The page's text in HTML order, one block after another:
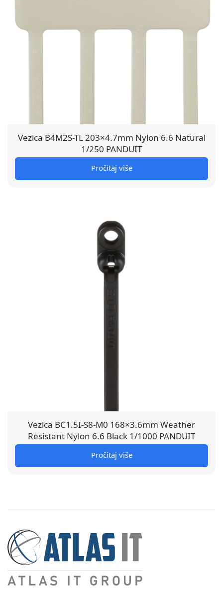
Vezica B4M2S-TL 203×4.7mm Nylon 6.6 Natural
1/250 PANDUIT
Pročitaj više
Vezica BC1.5I-S8-M0 168×3.6mm Weather
Resistant Nylon 6.6 Black 1/1000 PANDUIT
Pročitaj više